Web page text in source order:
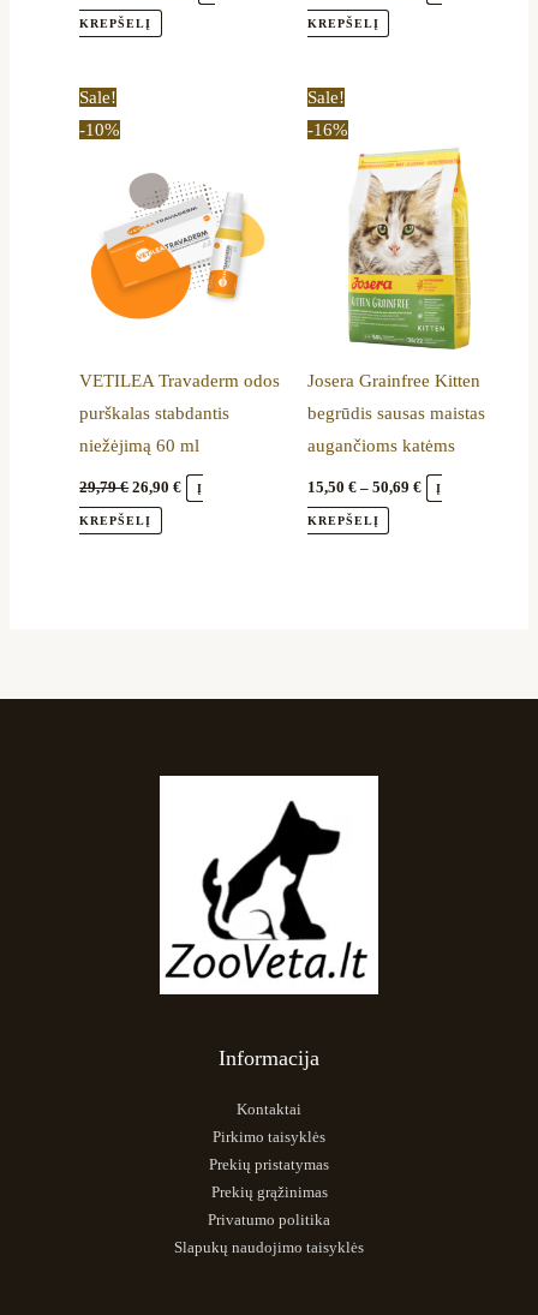
KREPŠELĮ KREPŠELĮ
Sale!
-10%
VETILEA Travaderm odos
purškalas stabdantis
niežėjimą 60 ml
29,79€ 26,90€ Į
KREPŠELĮ
Sale!
-16%
Josera Grainfree Kitten
begrūdis sausas maistas
augančioms katėms
15,50 € – 50,69 €
through
50,69 €
Į
KREPŠELĮ
has
multiple
variants.
The
options
may
chosen
on
the
product
Informacija
Kontaktai
Pirkimo taisyklės
Prekių pristatymas
Prekių grąžinimas
Privatumo politika
Slapukų naudojimo taisyklės